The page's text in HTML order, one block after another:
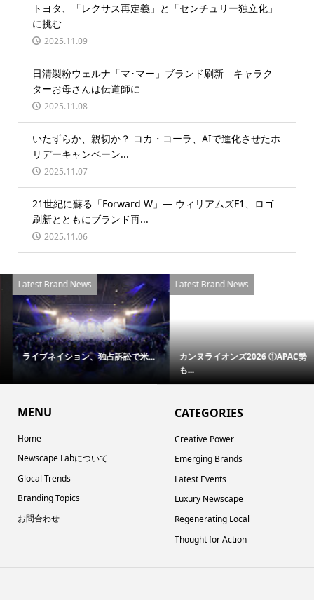
トヨタ、「レクサス再定義」と「センチュリー独立化」
に挑む
2025.11.09
日清製粉ウェルナ「マ･マー」ブランド刷新 キャラク
ターお母さんは伝道師に
2025.11.08
いたずらか、親切か？ コカ・コーラ、AIで進化させたホ
リデーキャンペーン...
2025.11.07
21世紀に蘇る「Forward W」― ウィリアムズF1、ロゴ
刷新とともにブランド再...
2025.11.06
Latest Brand News
ライブネイション、独占訴訟で米...
Latest Brand News
カンヌライオンズ2026 ①APAC勢
も...
MENU
Home
Newscape Labについて
Glocal Trends
Branding Topics
お問合わせ
CATEGORIES
Creative Power
Emerging Brands
Latest Events
Luxury Newscape
Regenerating Local
Thought for Action